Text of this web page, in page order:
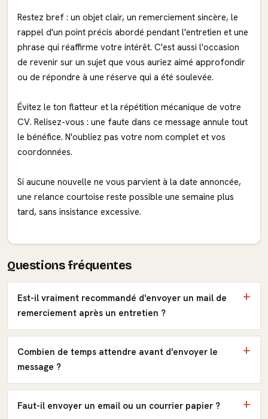
Restez bref : un objet clair, un remerciement sincère, le
rappel d'un point précis abordé pendant l'entretien et une
phrase qui réaffirme votre intérêt. C'est aussi l'occasion
de revenir sur un sujet que vous auriez aimé approfondir
ou de répondre à une réserve qui a été soulevée.
Évitez le ton flatteur et la répétition mécanique de votre
CV. Relisez-vous : une faute dans ce message annule tout
le bénéfice. N'oubliez pas votre nom complet et vos
coordonnées.
Si aucune nouvelle ne vous parvient à la date annoncée,
une relance courtoise reste possible une semaine plus
tard, sans insistance excessive.
Questions fréquentes
Est-il vraiment recommandé d'envoyer un mail de
remerciement après un entretien ?
Combien de temps attendre avant d'envoyer le
message ?
Faut-il envoyer un email ou un courrier papier ?